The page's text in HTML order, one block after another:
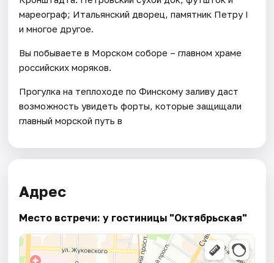
мареограф; Итальянский дворец, памятник Петру I
и многое другое.
Вы побываете в Морском соборе – главном храме
российских моряков.
Прогулка на теплоходе по Финскому заливу даст
возможность увидеть форты, которые защищали
главный морской путь в
Адрес
Место встречи: у гостиницы "Октябрьская"